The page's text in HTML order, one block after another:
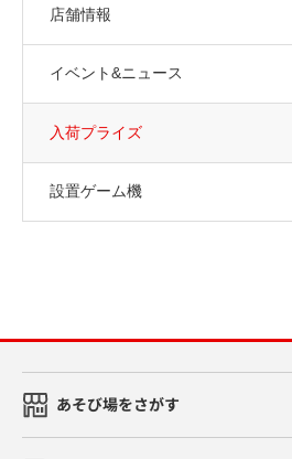
店舗情報
イベント&ニュース
入荷プライズ
設置ゲーム機
あそび場をさがす